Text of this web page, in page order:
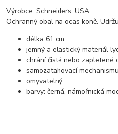
Výrobce: Schneiders, USA
Ochranný obal na ocas koně.
délka 61 cm
jemný a elastický materiál
chrání čisté nebo zapletené
samozatahovací
omyvatelný
barvy: černá, námořnická